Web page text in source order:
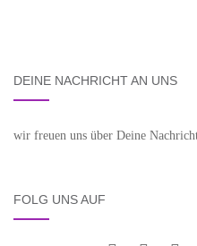
DEINE NACHRICHT AN UNS
wir freuen uns über Deine
FOLG UNS AUF